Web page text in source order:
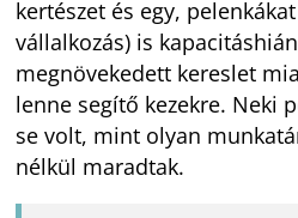
kertészet és egy,
vállalkozás) is
megnövekedett kereslet
lenne segítő kezekre. Neki
se volt, mint olyan
nélkül maradtak.